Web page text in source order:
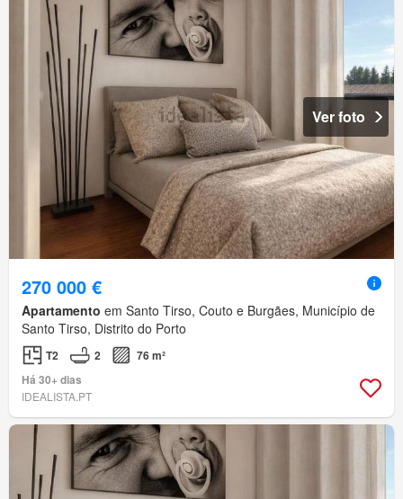
Ver foto
270 000 €
Apartamento em Santo Tirso, Couto e Burgães, Município de
Santo Tirso, Distrito do Porto
T2 2
76 m²
Há 30+ dias
IDEALISTA.PT